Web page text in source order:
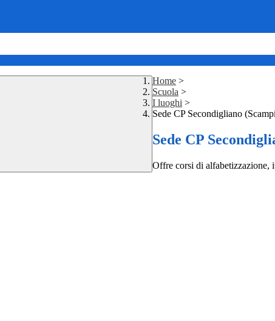
Home >
Scuola >
I luoghi >
Sede CP Secondigliano
Sede CP
Offre corsi di